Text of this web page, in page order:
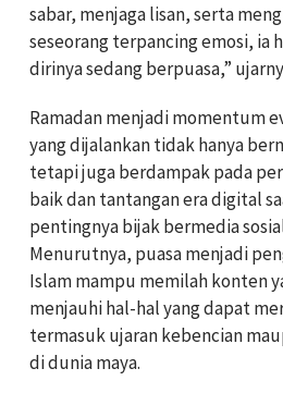
sabar, menjaga lisan, serta
seseorang terpancing emosi, ia
dirinya sedang berpuasa,”
Ramadan menjadi momentum
yang dijalankan tidak hanya
tetapi juga berdampak pada
baik dan tantangan era digital
pentingnya bijak bermedia
Menurutnya, puasa menjadi
Islam mampu memilah konten
menjauhi hal-hal yang dapat
termasuk ujaran kebencian
di dunia maya.